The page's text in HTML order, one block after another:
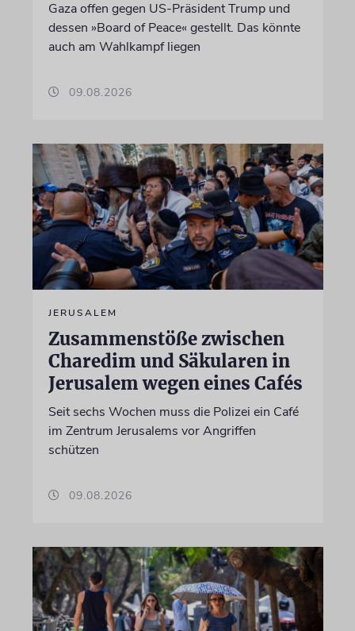
Gaza offen gegen US-Präsident Trump und
dessen »Board of Peace« gestellt. Das könnte
auch am Wahlkampf liegen
09.08.2026
JERUSALEM
Zusammenstöße zwischen
Charedim und Säkularen in
Jerusalem wegen eines Cafés
Seit sechs Wochen muss die Polizei ein Café
im Zentrum Jerusalems vor Angriffen
schützen
09.08.2026